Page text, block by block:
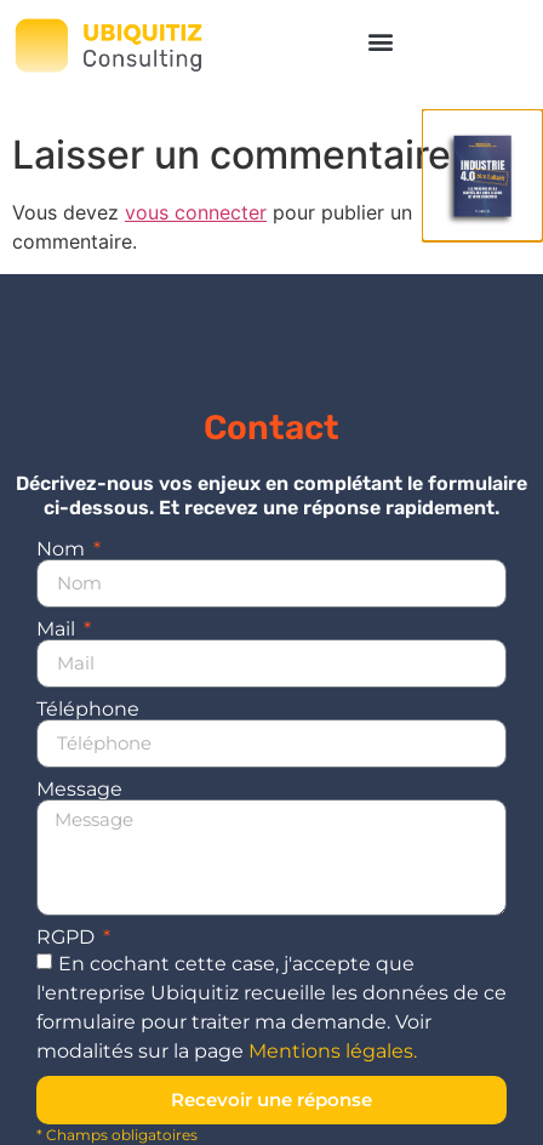
Laisser un commentaire
Vous devez vous connecter pour publier un
commentaire.
Contact
Décrivez-nous vos enjeux en complétant le formulaire
ci-dessous. Et recevez une réponse rapidement.
Nom
Mail
Téléphone
Message
RGPD
En cochant cette case, j'accepte que
l'entreprise Ubiquitiz recueille les données de ce
formulaire pour traiter ma demande. Voir
modalités sur la page Mentions légales.
Recevoir une réponse
* Champs obligatoires